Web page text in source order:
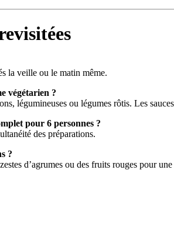
la veille ou le matin même.
végétarien ?
légumineuses ou légumes rôtis. Les
pour 6 personnes ?
des préparations.
?
d’agrumes ou des fruits rouges pour